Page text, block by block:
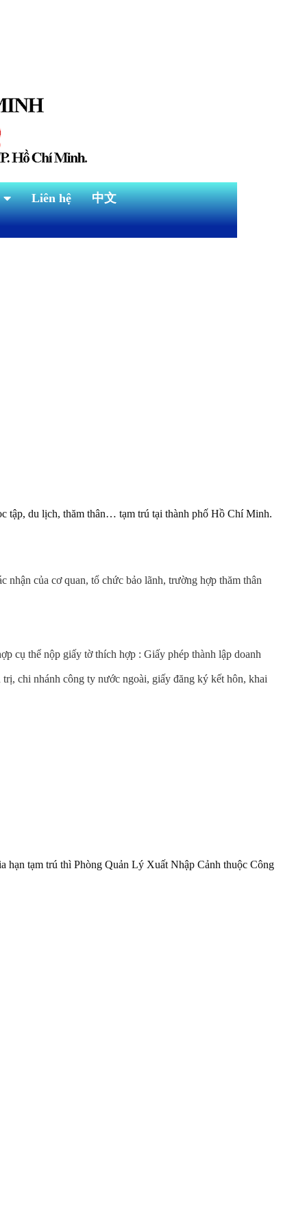
Liên hệ 中文
tập, du lịch, thăm thân… tạm trú tại thành phố Hồ Chí Minh.
nhận của cơ quan, tổ chức bảo lãnh, trường hợp thăm thân
cụ thể nộp giấy tờ thích hợp : Giấy phép thành lập doanh
chi nhánh công ty nước ngoài, giấy đăng ký kết hôn, khai
tạm trú thì Phòng Quản Lý Xuất Nhập Cảnh thuộc Công